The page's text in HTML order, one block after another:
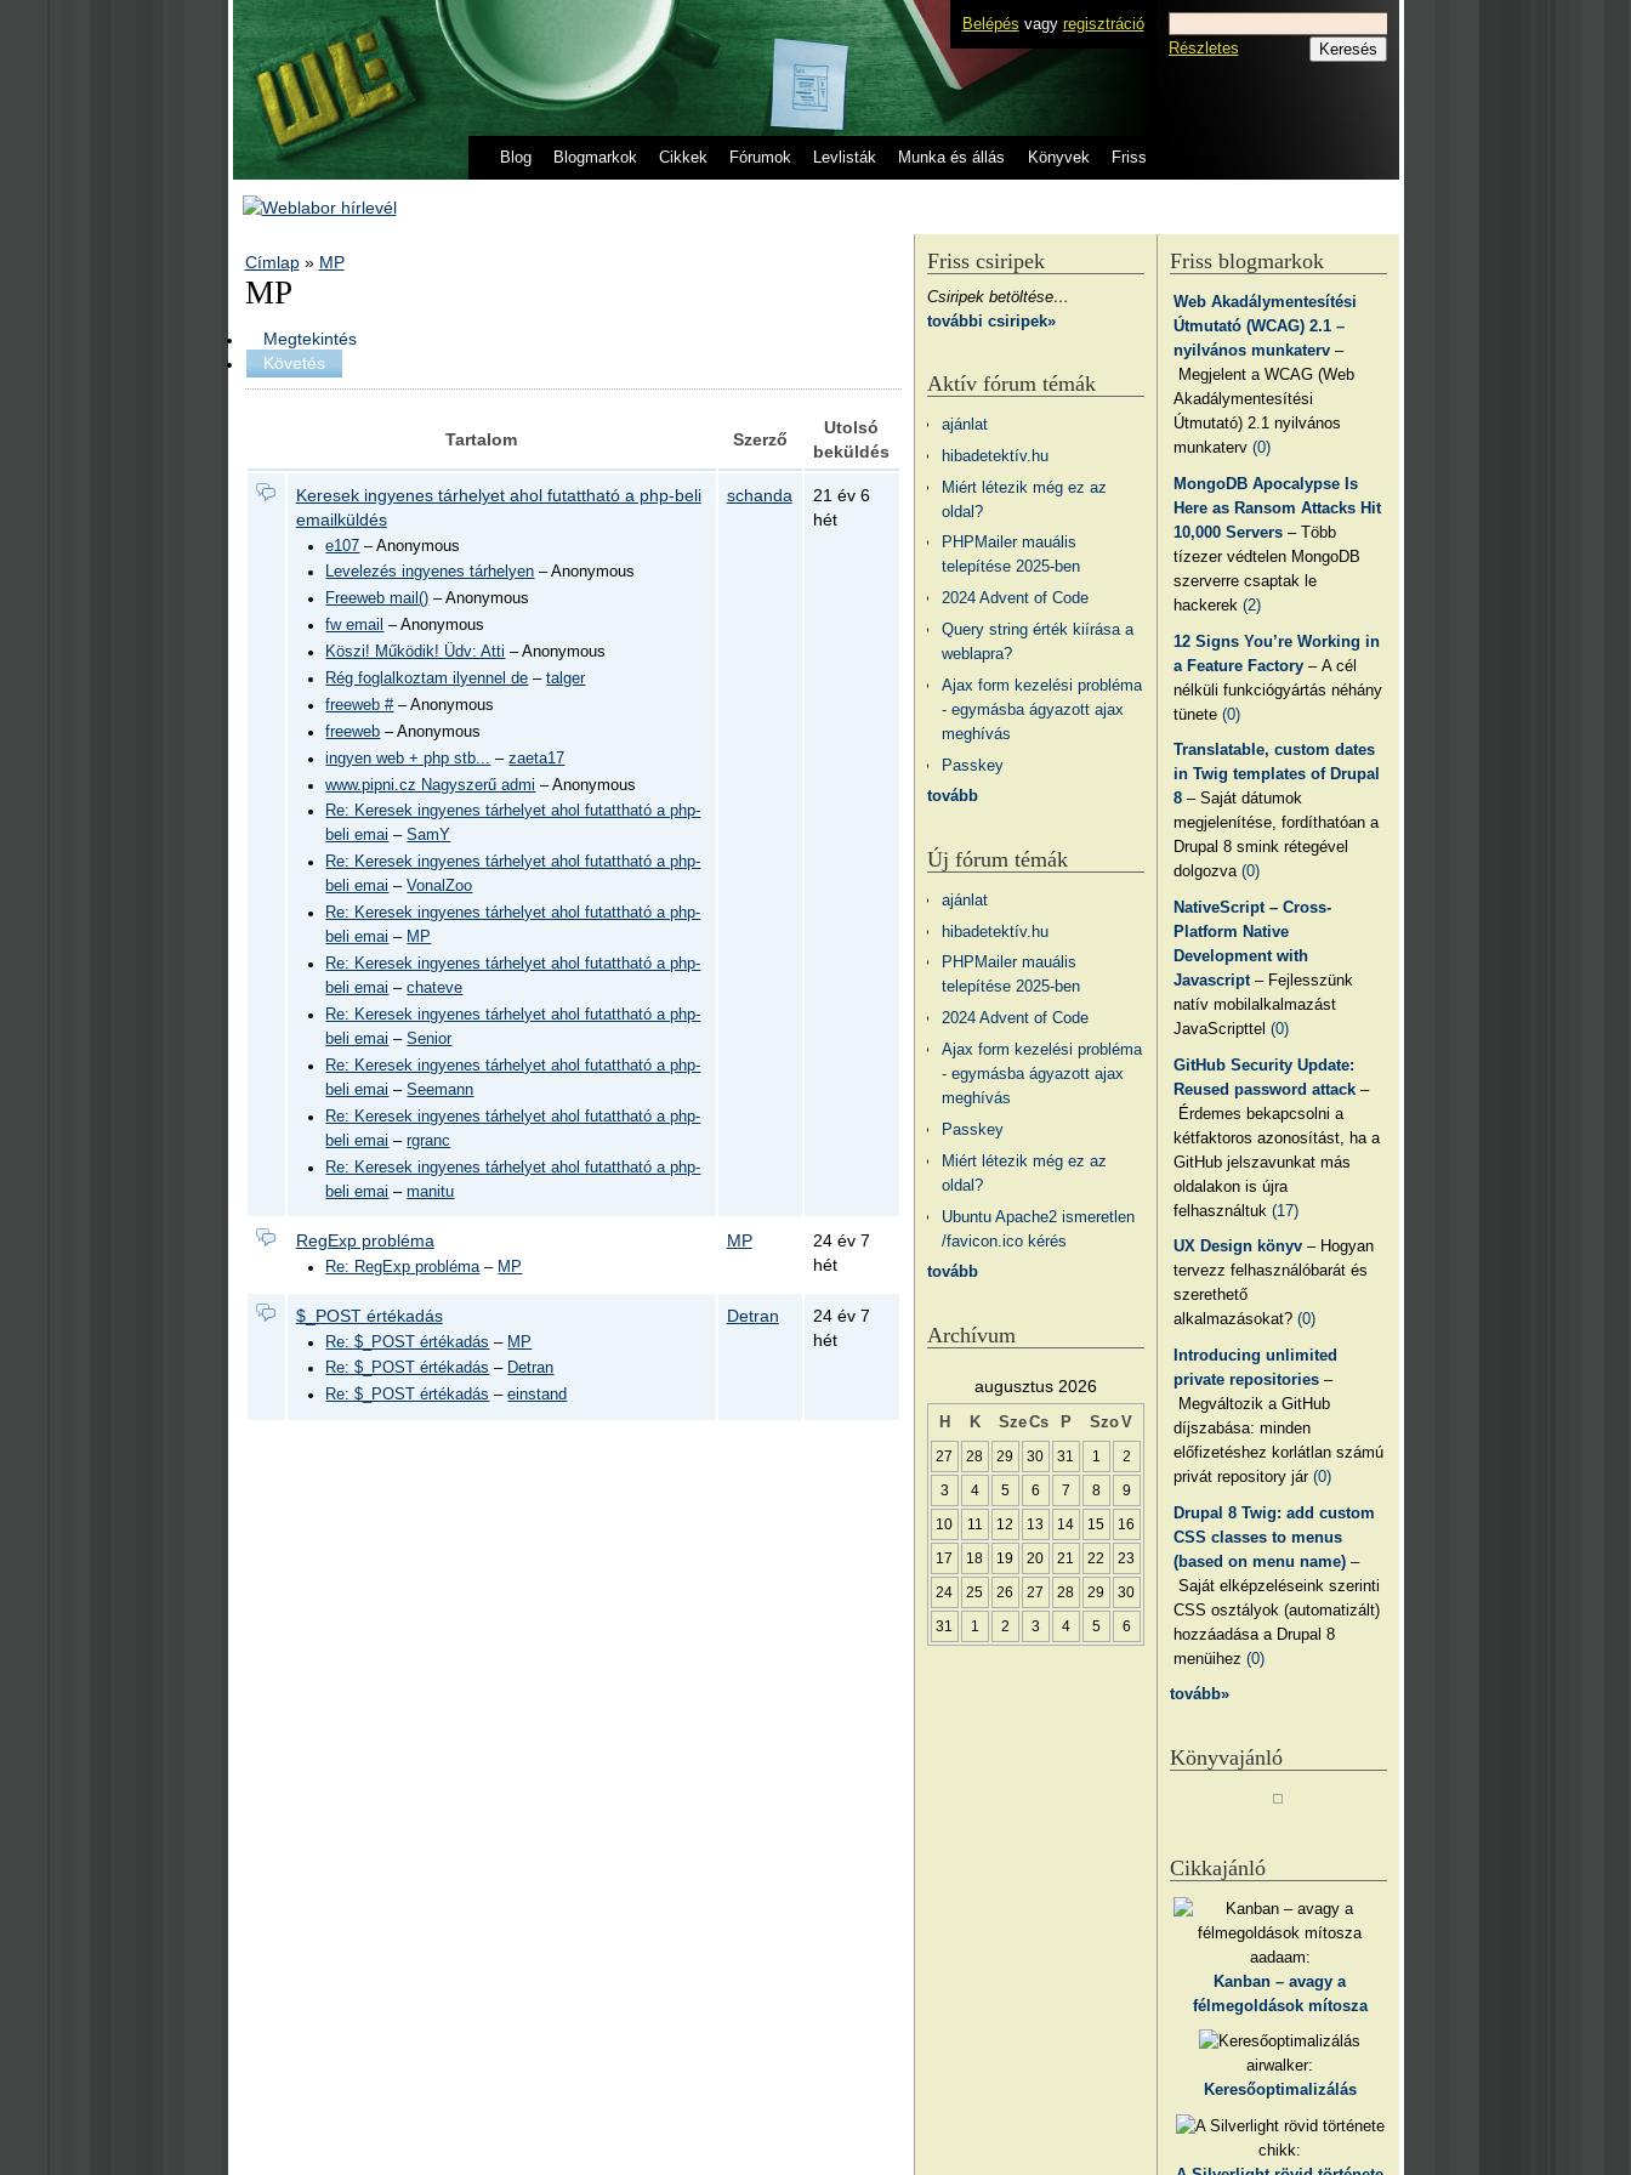
Belépés vagy regisztráció
Blog Blogmarkok Cikkek Fórumok Levlisták Munka és állás Könyvek Friss
Részletes
Címlap» MP
MP
Megtekintés
Követés
Tartalom Szerző
Utolsó
beküldés
Keresek ingyenes tárhelyet ahol futattható a php-beli
emailküldés
e107 – Anonymous
Levelezés ingyenes tárhelyen – Anonymous
Freeweb mail() – Anonymous
fw email – Anonymous
Köszi! Működik! Üdv: Atti – Anonymous
Rég foglalkoztam ilyennel de –talger
freeweb #– Anonymous
freeweb – Anonymous
ingyen web + php stb...
–zaeta17
www.pipni.cz Nagyszerű admi – Anonymous
Re: Keresek ingyenes tárhelyet ahol futattható a php-
beli emai –SamY
Re: Keresek ingyenes tárhelyet ahol futattható a php-
beli emai –VonalZoo
Re: Keresek ingyenes tárhelyet ahol futattható a php-
beli emai – MP
Re: Keresek ingyenes tárhelyet ahol futattható a php-
beli emai –chateve
Re: Keresek ingyenes tárhelyet ahol futattható a php-
beli emai –Senior
Re: Keresek ingyenes tárhelyet ahol futattható a php-
beli emai –Seemann
Re: Keresek ingyenes tárhelyet ahol futattható a php-
beli emai –rgranc
Re: Keresek ingyenes tárhelyet ahol futattható a php-
beli emai –manitu
schanda
21 év 6
hét
RegExp probléma
Re: RegExp probléma – MP
MP
24 év 7
hét
$_POST értékadás
Re: $_POST értékadás – MP
Re: $_POST értékadás – Detran
Re: $_POST értékadás –einstand
Detran
24 év 7
hét
Friss blogmarkok
Web Akadálymentesítési
Útmutató (WCAG) 2.1 –
nyilvános munkaterv –
Megjelent a WCAG (Web
Akadálymentesítési
Útmutató) 2.1 nyilvános
munkaterv(0)
MongoDB Apocalypse Is
Here as Ransom Attacks Hit
10,000 Servers – Több
tízezer védtelen MongoDB
szerverre csaptak le
hackerek(2)
12 Signs You’re Working in
a Feature Factory – A cél
nélküli funkciógyártás néhány
tünete(0)
Translatable, custom dates
in Twig templates of Drupal
8 – Saját dátumok
megjelenítése, fordíthatóan a
Drupal 8 smink rétegével
dolgozva(0)
NativeScript – Cross-
Platform Native
Development with
Javascript – Fejlesszünk
natív mobilalkalmazást
JavaScripttel(0)
GitHub Security Update:
Reused password attack –
Érdemes bekapcsolni a
kétfaktoros azonosítást, ha a
GitHub jelszavunkat más
oldalakon is újra
felhasználtuk(17)
UX Design könyv – Hogyan
tervezz felhasználóbarát és
szerethető
alkalmazásokat?(0)
Introducing unlimited
private repositories –
Megváltozik a GitHub
díjszabása: minden
előfizetéshez korlátlan számú
privát repository jár(0)
Drupal 8 Twig: add custom
CSS classes to menus
(based on menu name) –
Saját elképzeléseink szerinti
CSS osztályok (automatizált)
hozzáadása a Drupal 8
menüihez(0)
tovább»
Könyvajánló
Cikkajánló
aadaam:
Kanban – avagy a
félmegoldások mítosza
airwalker:
Keresőoptimalizálás
chikk:
Friss csiripek
Csiripek betöltése…
további csiripek»
Aktív fórum témák
ajánlat
hibadetektív.hu
Miért létezik még ez az
oldal?
PHPMailer mauális
telepítése 2025-ben
2024 Advent of Code
Query string érték kiírása a
weblapra?
Ajax form kezelési probléma
- egymásba ágyazott ajax
meghívás
Passkey
tovább
Új fórum témák
ajánlat
hibadetektív.hu
PHPMailer mauális
telepítése 2025-ben
2024 Advent of Code
Ajax form kezelési probléma
- egymásba ágyazott ajax
meghívás
Passkey
Miért létezik még ez az
oldal?
Ubuntu Apache2 ismeretlen
/favicon.ico kérés
tovább
Archívum
augusztus 2026
H K SzeCs P SzoV
27 28 29 30 31 1 2
3 4 5 6 7 8 9
10 11 12 13 14 15 16
17 18 19 20 21 22 23
24 25 26 27 28 29 30
31 1 2 3 4 5 6